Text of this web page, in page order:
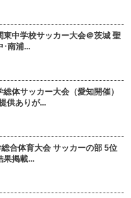
中学校サッカー大会＠茨城 聖
･南浦...
体サッカー大会（愛知開催）
供ありが...
合体育大会 サッカーの部 5位
果掲載...